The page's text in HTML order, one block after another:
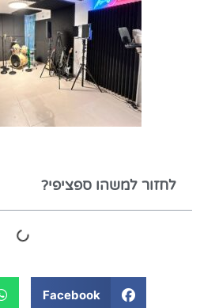
לחזור למשהו ספציפי?
Facebook